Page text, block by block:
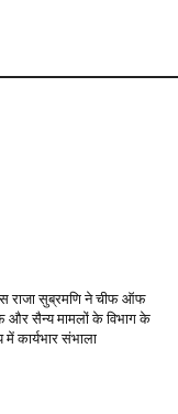
राजा सुब्रमणि ने चीफ ऑफ
और सैन्य मामलों के विभाग के
कार्यभार संभाला